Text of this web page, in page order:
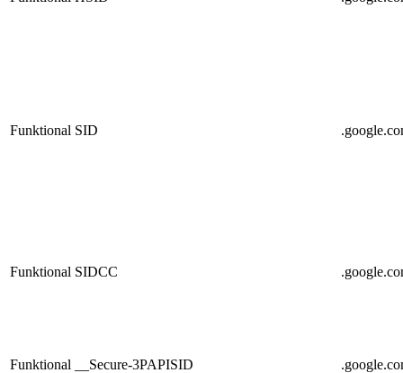
Funktional SID
Funktional SIDCC
Funktional __Secure-3PAPISID